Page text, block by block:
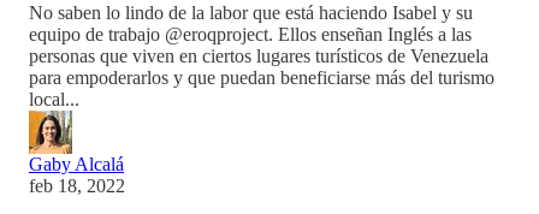
No saben lo lindo de la labor que está haciendo Isabel y su
equipo de trabajo @eroqproject. Ellos enseñan Inglés a las
personas que viven en ciertos lugares turísticos de Venezuela
para empoderarlos y que puedan beneficiarse más del turismo
local...
Gaby Alcalá
feb 18, 2022